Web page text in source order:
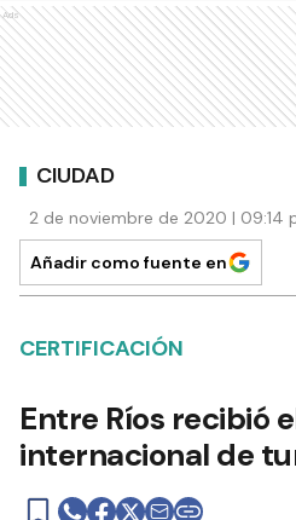
Ads
CIUDAD
2 de noviembre de 2020 | 09:14
Añadir como fuente en
CERTIFICACIÓN
Entre Ríos recibió
internacional de